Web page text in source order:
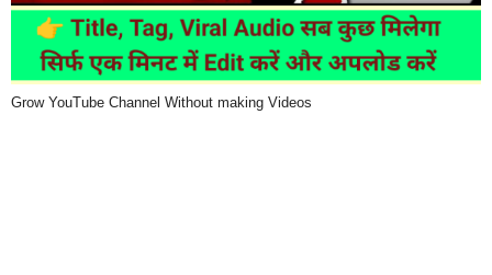
Grow YouTube Channel Without making Videos